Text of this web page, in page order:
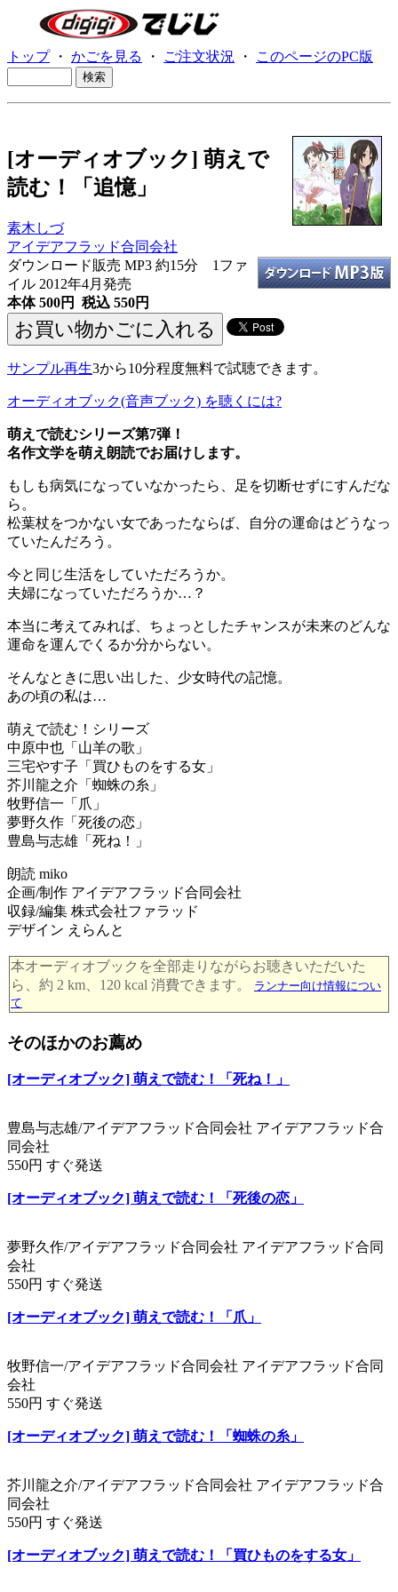
トップ・ かごを見る ・ ご注文状況 ・ このページのPC版
[オーディオブック] 萌えで
読む！「追憶」
素木しづ
アイデアフラッド合同会社
ダウンロード販売 MP3 約15分 1ファ
イル 2012年4月発売
本体 500円 税込 550円
サンプル再生3から10分程度無料で試聴できます。
オーディオブック(音声ブック) を聴くには?
萌えで読むシリーズ第7弾！
名作文学を萌え朗読でお届けします。
もしも病気になっていなかったら、足を切断せずにすんだな
ら。
松葉杖をつかない女であったならば、自分の運命はどうなっ
ていたんだろう。
今と同じ生活をしていただろうか。
夫婦になっていただろうか…？
本当に考えてみれば、ちょっとしたチャンスが未来のどんな
運命を運んでくるか分からない。
そんなときに思い出した、少女時代の記憶。
あの頃の私は…
萌えで読む！シリーズ
中原中也「山羊の歌」
三宅やす子「買ひものをする女」
芥川龍之介「蜘蛛の糸」
牧野信一「爪」
夢野久作「死後の恋」
豊島与志雄「死ね！」
朗読 miko
企画/制作 アイデアフラッド合同会社
収録/編集 株式会社ファラッド
デザイン えらんと
本オーディオブックを全部走りながらお聴きいただいた
ら、約 2 km、120 kcal 消費できます。
ランナー向け情報につい
て
そのほかのお薦め
[オーディオブック] 萌えで読む！「死ね！」
豊島与志雄/アイデアフラッド合同会社 アイデアフラッド合
同会社
550円 すぐ発送
[オーディオブック] 萌えで読む！「死後の恋」
夢野久作/アイデアフラッド合同会社 アイデアフラッド合同
会社
550円 すぐ発送
[オーディオブック] 萌えで読む！「爪」
牧野信一/アイデアフラッド合同会社 アイデアフラッド合同
会社
550円 すぐ発送
[オーディオブック] 萌えで読む！「蜘蛛の糸」
芥川龍之介/アイデアフラッド合同会社 アイデアフラッド合
同会社
550円 すぐ発送
[オーディオブック] 萌えで読む！「買ひものをする女」